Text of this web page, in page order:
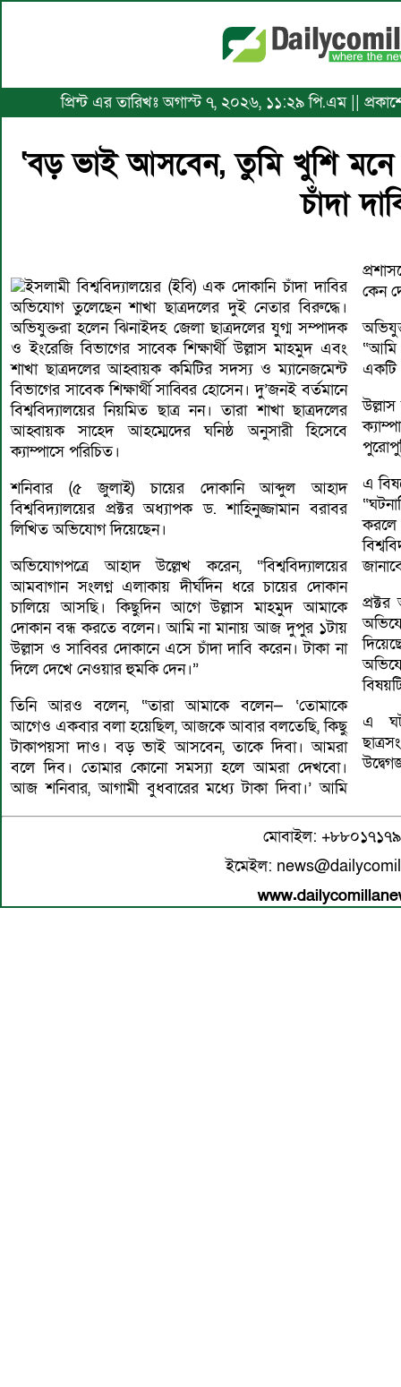
প্রিন্ট এর তারিখঃ অগাস্ট ৭, ২০২৬, ১১:২৯ পি.এম ||
‘বড় ভাই আসবেন, তুমি খুশি মনে
চাঁদা
ইসলামী বিশ্ববিদ্যালয়ের (ইবি) এক দোকানি চাঁদা দাবির
অভিযোগ তুলেছেন শাখা ছাত্রদলের দুই নেতার বিরুদ্ধে।
অভিযুক্তরা হলেন ঝিনাইদহ জেলা ছাত্রদলের যুগ্ম সম্পাদক
ও ইংরেজি বিভাগের সাবেক শিক্ষার্থী উল্লাস মাহমুদ এবং
শাখা ছাত্রদলের আহ্বায়ক কমিটির সদস্য ও ম্যানেজমেন্ট
বিভাগের সাবেক শিক্ষার্থী সাব্বির হোসেন। দু’জনই বর্তমানে
বিশ্ববিদ্যালয়ের নিয়মিত ছাত্র নন। তারা শাখা ছাত্রদলের
আহ্বায়ক সাহেদ আহম্মেদের ঘনিষ্ঠ অনুসারী হিসেবে
ক্যাম্পাসে পরিচিত।
শনিবার (৫ জুলাই) চায়ের দোকানি আব্দুল আহাদ
বিশ্ববিদ্যালয়ের প্রক্টর অধ্যাপক ড. শাহিনুজ্জামান বরাবর
লিখিত অভিযোগ দিয়েছেন।
অভিযোগপত্রে আহাদ উল্লেখ করেন, “বিশ্ববিদ্যালয়ের
আমবাগান সংলগ্ন এলাকায় দীর্ঘদিন ধরে চায়ের দোকান
চালিয়ে আসছি। কিছুদিন আগে উল্লাস মাহমুদ আমাকে
দোকান বন্ধ করতে বলেন। আমি না মানায় আজ দুপুর ১টায়
উল্লাস ও সাব্বির দোকানে এসে চাঁদা দাবি করেন। টাকা না
দিলে দেখে নেওয়ার হুমকি দেন।”
তিনি আরও বলেন, “তারা আমাকে বলেন— ‘তোমাকে
আগেও একবার বলা হয়েছিল, আজকে আবার বলতেছি, কিছু
টাকাপয়সা দাও। বড় ভাই আসবেন, তাকে দিবা। আমরা
বলে দিব। তোমার কোনো সমস্যা হলে আমরা দেখবো।
আজ শনিবার, আগামী বুধবারের মধ্যে টাকা দিবা।’ আমি
কেন
একটি
এ
করলে
এ
মোবাইল:
ইমেইল: